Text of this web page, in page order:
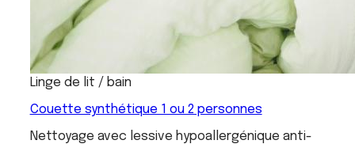
Linge de lit / bain
Couette synthétique 1 ou 2 personnes
Nettoyage avec lessive hypoallergénique anti-